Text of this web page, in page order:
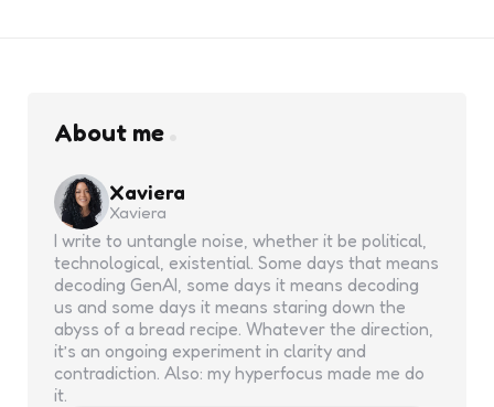
About me
Xaviera
Xaviera
I write to untangle noise, whether it be political,
technological, existential. Some days that means
decoding GenAI, some days it means decoding
us and some days it means staring down the
abyss of a bread recipe. Whatever the direction,
it’s an ongoing experiment in clarity and
contradiction. Also: my hyperfocus made me do
it.